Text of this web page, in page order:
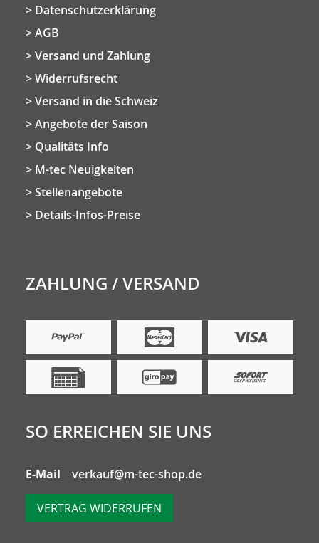
Datenschutzerklärung
AGB
Versand und Zahlung
Widerrufsrecht
Versand in die Schweiz
Angebote der Saison
Qualitäts Info
M-tec Neuigkeiten
Stellenangebote
Details-Infos-Preise
ZAHLUNG / VERSAND
SO ERREICHEN SIE UNS
E-Mail verkauf@m-tec-shop.de
VERTRAG WIDERRUFEN